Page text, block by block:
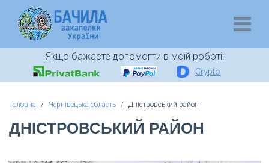
Якщо бажаєте допомогти в моїй роботі:
Crypto
Головна Чернівецька область Дністровський район
ДНІСТРОВСЬКИЙ РАЙОН